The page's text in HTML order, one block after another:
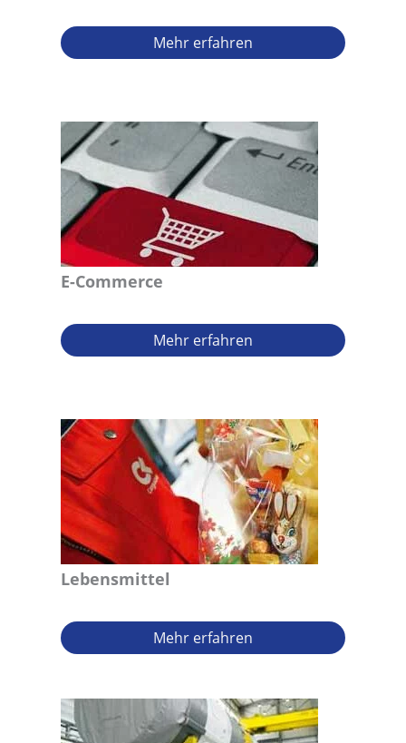
Mehr erfahren
E-Commerce
Mehr erfahren
Lebensmittel
Mehr erfahren